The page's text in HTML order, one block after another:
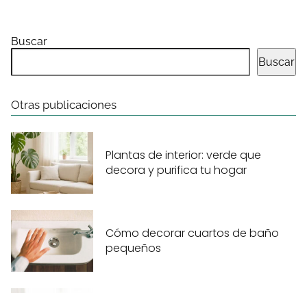
Buscar
Buscar
Otras publicaciones
Plantas de interior: verde que
decora y purifica tu hogar
Cómo decorar cuartos de baño
pequeños